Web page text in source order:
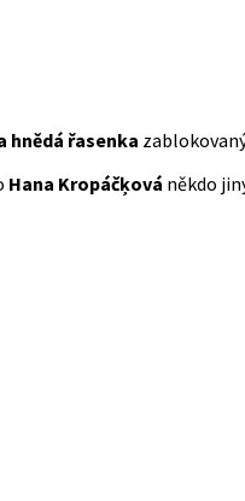
hnědá řasenka
Hana Kropáčķová někdo